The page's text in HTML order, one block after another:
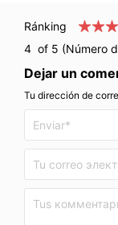
Ránking
4 of 5 (Número
Dejar un
Tu dirección de